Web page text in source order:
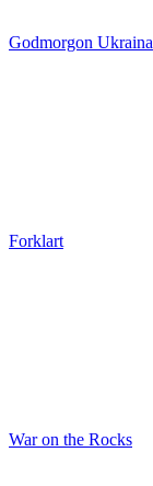
Godmorgon Ukraina
Forklart
War on the Rocks